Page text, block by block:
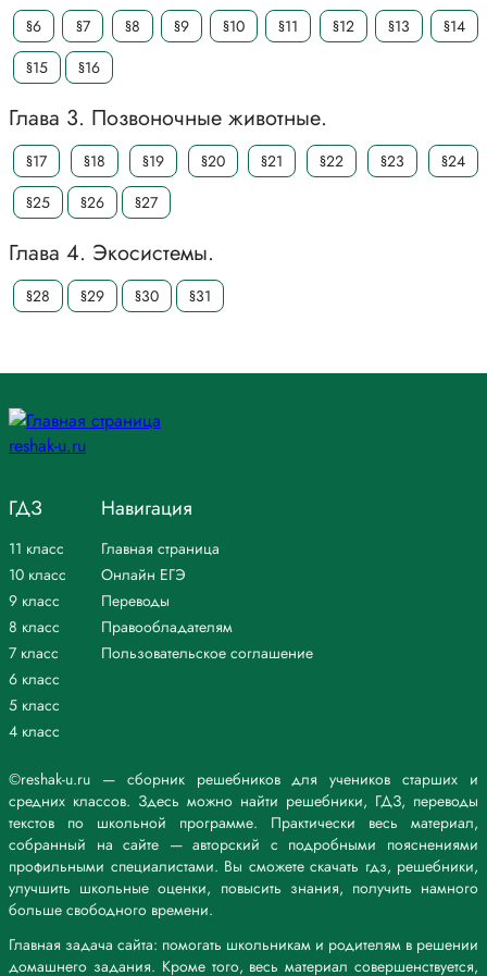
§6 §7 §8 §9 §10 §11 §12 §13
§14
§15
§16
Глава 3. Позвоночные животные.
§17 §18 §19 §20 §21 §22 §23
§24
§25
§26 §27
Глава 4. Экосистемы.
§28 §29 §30 §31
©reshak-u.ru — сборник решебников для учеников старших и
средних классов. Здесь можно найти решебники, ГДЗ, переводы
текстов по школьной программе. Практически весь материал,
собранный на сайте — авторский с подробными пояснениями
профильными специалистами. Вы сможете скачать гдз, решебники,
улучшить школьные оценки, повысить знания, получить намного
больше свободного времени.
Главная задача сайта: помогать школьникам и родителям в решении
домашнего задания. Кроме того, весь материал совершенствуется,
ГДЗ
11 класс
10 класс
9 класс
8 класс
7 класс
6 класс
5 класс
4 класс
Навигация
Главная страница
Онлайн ЕГЭ
Переводы
Правообладателям
Пользовательское соглашение